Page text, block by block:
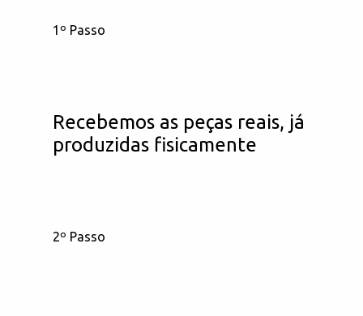
1º Passo
Recebemos as peças reais, já
produzidas fisicamente
2º Passo